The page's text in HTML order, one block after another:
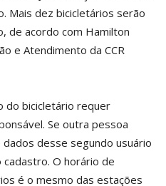
Mais dez bicicletários serão
de acordo com Hamilton
e Atendimento da CCR
do bicicletário requer
Se outra pessoa
desse segundo usuário
O horário de
é o mesmo das estações